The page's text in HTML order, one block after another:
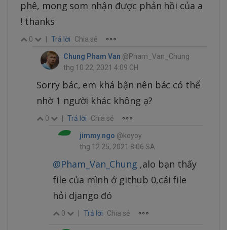
phê, mong som nhận được phản hồi của a
! thanks
0 Trả lời Chia sẻ
Chung Pham Van @Pham_Van_Chung
thg 10 22, 2021 4:09 CH
Sorry bác, em khá bận nên bác có thể
nhờ 1 người khác không ạ?
0 Trả lời Chia sẻ
jimmy ngo @koyoy
thg 12 25, 2021 8:06 SA
@Pham_Van_Chung ,alo bạn thấy
file của mình ở github 0,cái file
hỏi django đó
0 Trả lời Chia sẻ